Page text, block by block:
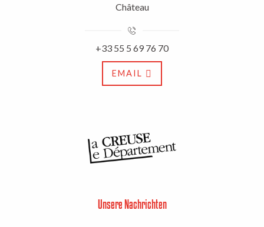
Château
+33 55 5 69 76 70
EMAIL
Unsere Nachrichten